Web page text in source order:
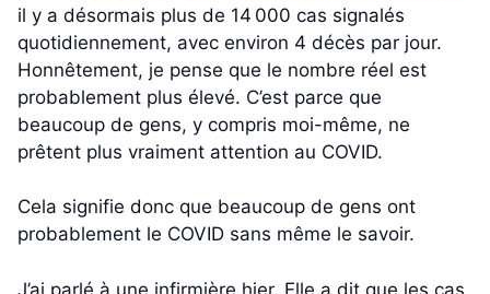
il y a désormais plus de 14 000 cas signalés
quotidiennement, avec environ 4 décès par jour.
Honnêtement, je pense que le nombre réel est
probablement plus élevé. C’est parce que
beaucoup de gens, y compris moi-même, ne
prêtent plus vraiment attention au COVID.
Cela signifie donc que beaucoup de gens ont
probablement le COVID sans même le savoir.
J’ai parlé à une infirmière hier. Elle a dit que les cas